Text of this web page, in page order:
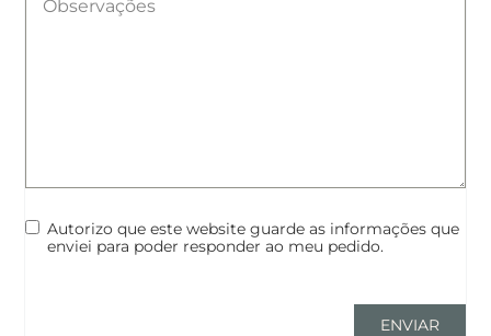
Autorizo que este website guarde as informações que
enviei para poder responder ao meu pedido.
ENVIAR